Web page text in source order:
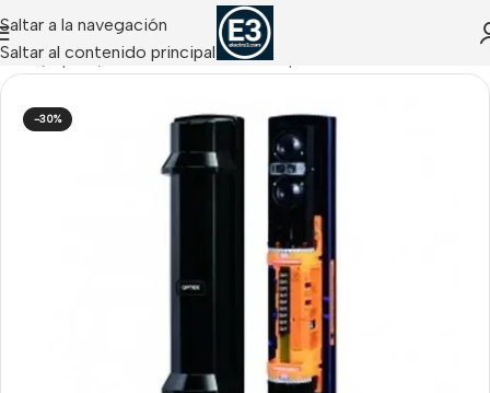
Saltar a la navegación
Saltar al contenido principal
Inicio Optex/Barreras Perimetrales Optex
-30%